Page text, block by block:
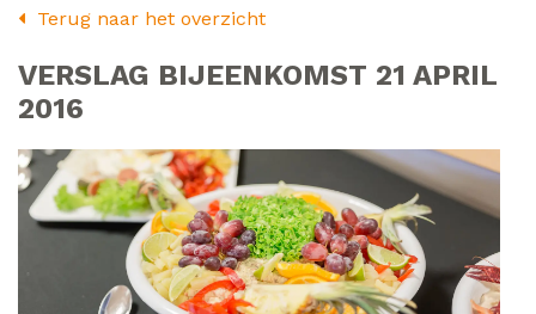
Terug naar het overzicht
VERSLAG BIJEENKOMST 21 APRIL
2016